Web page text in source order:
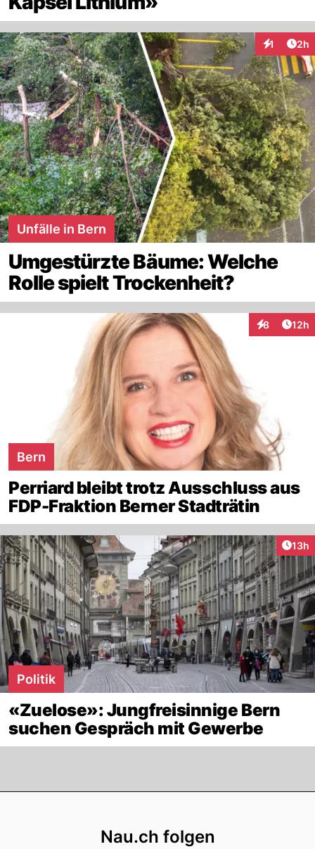
1 2h
Unfälle in Bern
Umgestürzte Bäume: Welche
Rolle spielt Trockenheit?
8
Interaktionen
12h
Bern
Perriard bleibt trotz Ausschluss aus
FDP-Fraktion Berner Stadträtin
13h
Politik
«Zuelose»: Jungfreisinnige Bern
suchen Gespräch mit Gewerbe
Nau.ch folgen